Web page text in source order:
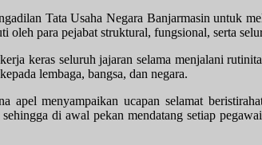
Tata Usaha Negara Banjarmasin untuk
para pejabat struktural, fungsional, serta
keras seluruh jajaran selama menjalani
lembaga, bangsa, dan negara.
apel menyampaikan ucapanselamat
di awal pekan mendatang setiap